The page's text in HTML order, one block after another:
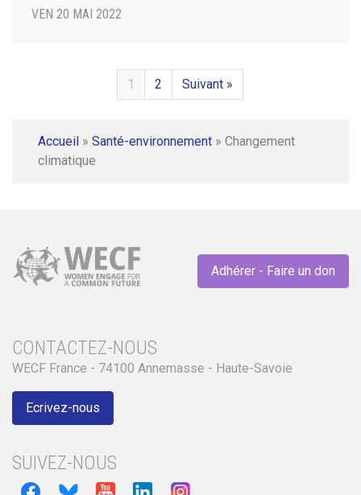
VEN 20 MAI 2022
1 2 Suivant »
Accueil » Santé-environnement » Changement
climatique
Adhérer - Faire un don
CONTACTEZ-NOUS
WECF France - 74100 Annemasse - Haute-Savoie
Ecrivez-nous
SUIVEZ-NOUS